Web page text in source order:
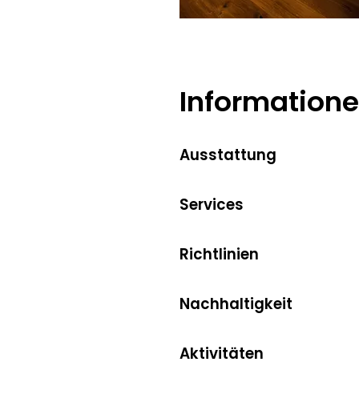
Ausstattung
Services
Richtlinien
Nachhaltigkeit
Aktivitäten